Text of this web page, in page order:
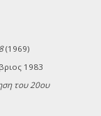
(1969)
1983
του 20ου